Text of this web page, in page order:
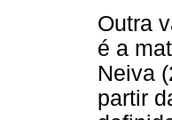
Outra
é a
Neiva
partir